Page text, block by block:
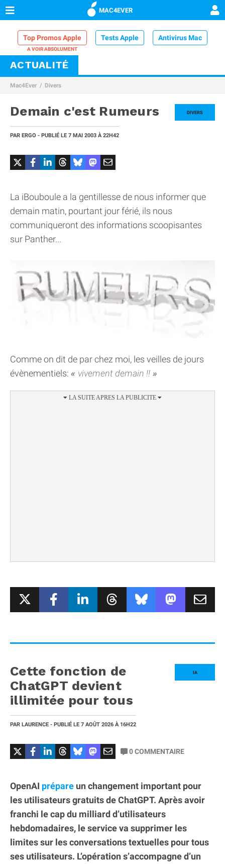
MAC4EVER
Top Promos Apple Tests Apple Antivirus Mac
VPN Mac
Comparatif iPhone
ACTUALITÉ
Mac4Ever Divers
DIVERS
Demain c'est Rumeurs
PAR ERGO - PUBLIÉ LE 7 MAI 2003 À 22H42
La iBouboule a la gentillesse de nous informer que
demain matin, pourtant jour férié, ils nous
communiqueront des informations scoopisantes
sur Panther...
Comme on dit de par chez moi, les veilles de jours
évènementiels:
vivement demain !!
IA
Cette fonction de
ChatGPT devient
illimitée pour tous
PAR LAURENCE - PUBLIÉ LE 7 AOÛT 2026 À 16H22
0COMMENTAIRE
OpenAI prépare un changement important pour
les utilisateurs gratuits de ChatGPT. Après avoir
franchi le cap du milliard d’utilisateurs
hebdomadaires, le service va supprimer les
limites sur les conversations textuelles pour tous
ses utilisateurs. L’opération s’accompagne d’un